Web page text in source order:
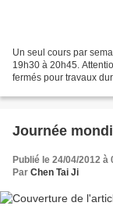
Un seul cours par
19h30 à 20h45.
fermés pour travaux
Journée
Publié le 24/04/2012 à
Par Chen Tai Ji